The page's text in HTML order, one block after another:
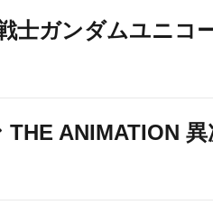
士ガンダムユニコ
ANIMATION